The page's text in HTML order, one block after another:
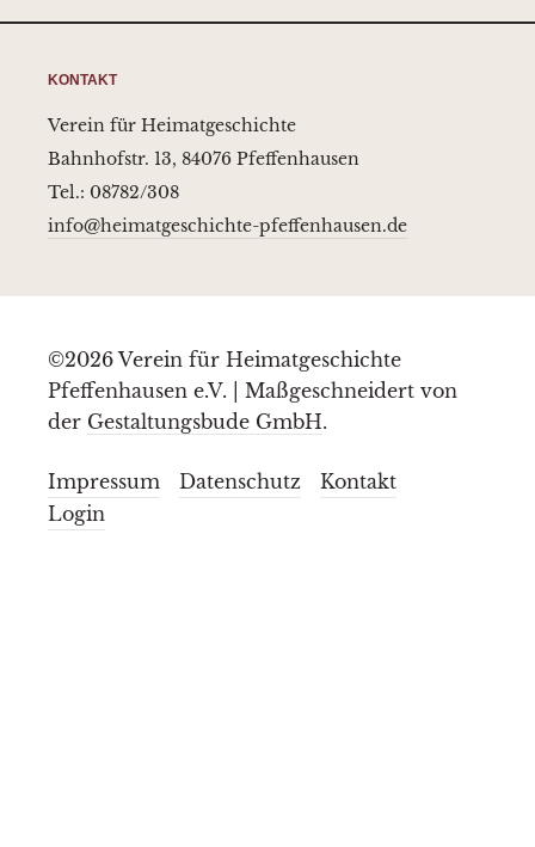
KONTAKT
Verein für Heimatgeschichte
Bahnhofstr. 13, 84076 Pfeffenhausen
Tel.: 08782/308
info@heimatgeschichte-pfeffenhausen.de
©2026 Verein für Heimatgeschichte
Pfeffenhausen e.V. | Maßgeschneidert von
der Gestaltungsbude GmbH.
Impressum Datenschutz
Kontakt
Login